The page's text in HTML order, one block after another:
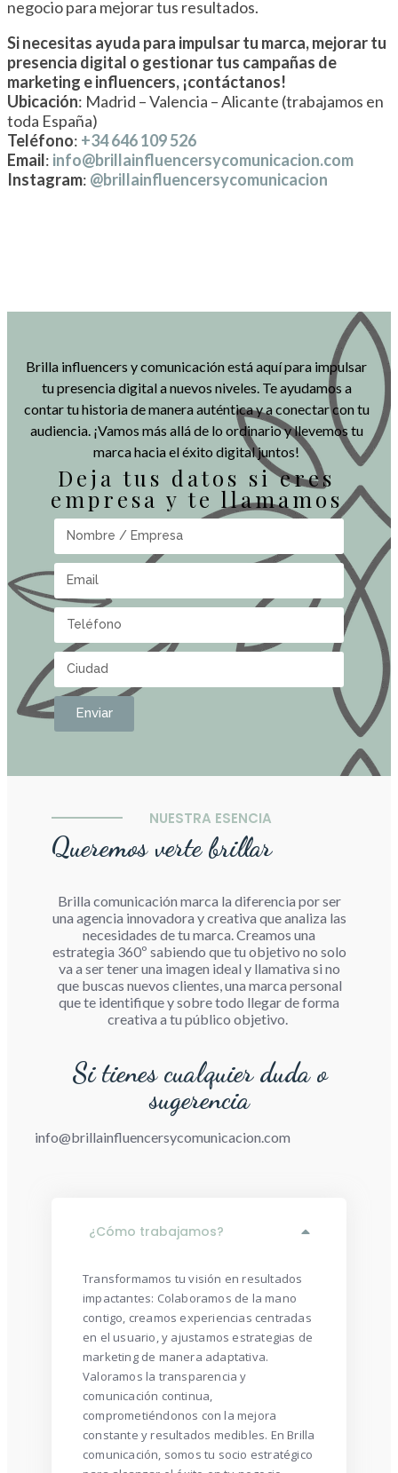
negocio para mejorar tus resultados.
Si necesitas ayuda para impulsar tu marca, mejorar tu
presencia digital o gestionar tus campañas de
marketing e influencers, ¡contáctanos!
Ubicación: Madrid – Valencia – Alicante (trabajamos en
toda España)
Teléfono: +34 646 109 526
Email: info@brillainfluencersycomunicacion.com
Instagram: @brillainfluencersycomunicacion
Brilla influencers y comunicación está aquí para impulsar
tu presencia digital a nuevos niveles. Te ayudamos a
contar tu historia de manera auténtica y a conectar con tu
audiencia. ¡Vamos más allá de lo ordinario y llevemos tu
marca hacia el éxito digital juntos!
Deja tus datos si eres
empresa y te llamamos
Enviar
NUESTRA ESENCIA
Queremos verte brillar
Brilla comunicación marca la diferencia por ser
una agencia innovadora y creativa que analiza las
necesidades de tu marca. Creamos una
estrategia 360º sabiendo que tu objetivo no solo
va a ser tener una imagen ideal y llamativa si no
que buscas nuevos clientes, una marca personal
que te identifique y sobre todo llegar de forma
creativa a tu público objetivo.
Si tienes cualquier duda o
sugerencia
info@brillainfluencersycomunicacion.com
¿Cómo trabajamos?
Transformamos tu visión en resultados
impactantes: Colaboramos de la mano
contigo, creamos experiencias centradas
en el usuario, y ajustamos estrategias de
marketing de manera adaptativa.
Valoramos la transparencia y
comunicación continua,
comprometiéndonos con la mejora
constante y resultados medibles. En Brilla
comunicación, somos tu socio estratégico